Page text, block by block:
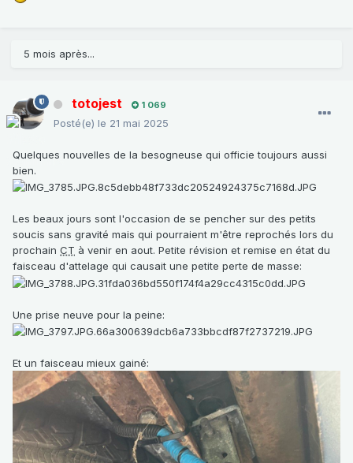
5 mois après...
totojest 1 069
Posté(e) le 21 mai 2025
Quelques nouvelles de la besogneuse qui officie toujours aussi
bien.
Les beaux jours sont l'occasion de se pencher sur des petits
soucis sans gravité mais qui pourraient m'être reprochés lors du
prochain CT à venir en aout. Petite révision et remise en état du
faisceau d'attelage qui causait une petite perte de masse:
Une prise neuve pour la peine:
Et un faisceau mieux gainé: